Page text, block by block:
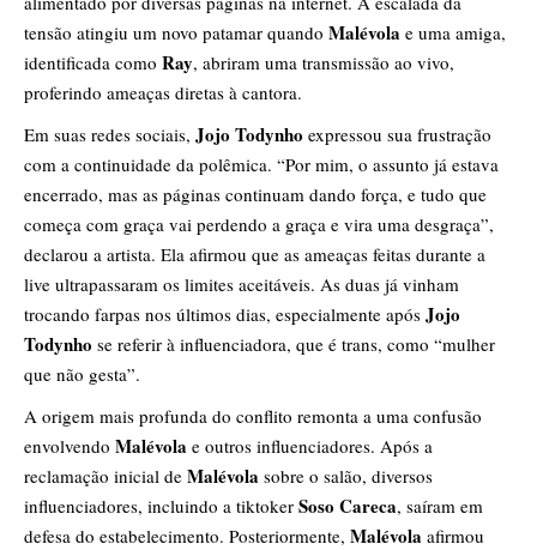
tensão atingiu um novo patamar quando Malévola e uma amiga,
identificada como Ray, abriram uma transmissão ao vivo,
proferindo ameaças diretas à cantora.
Em suas redes sociais, Jojo Todynho expressou sua frustração
com a continuidade da polêmica. “Por mim, o assunto já estava
encerrado, mas as páginas continuam dando força, e tudo que
começa com graça vai perdendo a graça e vira uma desgraça”,
declarou a artista. Ela afirmou que as ameaças feitas durante a
live ultrapassaram os limites aceitáveis. As duas já vinham
trocando farpas nos últimos dias, especialmente após Jojo
Todynho se referir à influenciadora, que é trans, como “mulher
que não gesta”.
A origem mais profunda do conflito remonta a uma confusão
envolvendo Malévola e outros influenciadores. Após a
reclamação inicial de Malévola sobre o salão, diversos
influenciadores, incluindo a tiktoker Soso Careca, saíram em
defesa do estabelecimento. Posteriormente, Malévola afirmou